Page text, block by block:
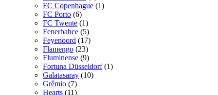
FC Copenhague (1)
FC Porto (6)
FC Twente (1)
Fenerbahce (5)
Feyenoord (17)
Flamengo (23)
Fluminense (9)
Fortuna Düsseldorf (1)
Galatasaray (10)
Grêmio (7)
Hearts (11)